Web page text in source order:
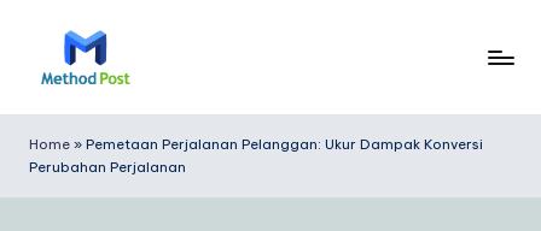
e
t
Home » Pemetaan Perjalanan Pelanggan: Ukur Dampak Konversi
Perubahan Perjalanan